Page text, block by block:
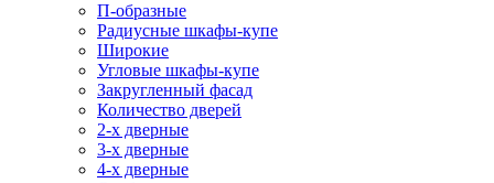
П-образные
Радиусные шкафы-купе
Широкие
Угловые шкафы-купе
Закругленный фасад
Количество дверей
2-х дверные
3-х дверные
4-х дверные